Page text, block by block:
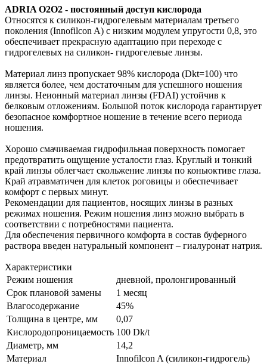
ADRIA O2O2 - постоянный доступ кислорода
Относятся к силикон-гидрогелевым материалам третьего
поколения (Innofilcon A) с низким модулем упругости 0,8, это
обеспечивает прекрасную адаптацию при переходе с
гидрогелевых на силикон- гидрогелевые линзы.
Материал линз пропускает 98% кислорода (Dkt=100) что
является более, чем достаточным для успешного ношения
линзы. Неионный материал линзы (FDAI) устойчив к
белковым отложениям. Большой поток кислорода гарантирует
безопасное комфортное ношение в течение всего периода
ношения.
Хорошо смачиваемая гидрофильная поверхность помогает
предотвратить ощущение усталости глаз. Круглый и тонкий
край линзы облегчает скольжение линзы по коньюктиве глаза.
Край атравматичен для клеток роговицы и обеспечивает
комфорт с первых минут.
Рекомендации для пациентов, носящих линзы в разных
режимах ношения. Режим ношения линз можно выбрать в
соответствии с потребностями пациента.
Для обеспечения первичного комфорта в состав буферного
раствора введен натуральный компонент – гиалуронат натрия.
Характеристики
Режим ношения
дневной, пролонгированный
Срок плановой замены
1 месяц
Влагосодержание
45%
Толщина в центре, мм
0,07
Кислородопроницаемость 100 Dk/t
Диаметр, мм
14,2
Материал
Innofilcon A (силикон-гидрогель)